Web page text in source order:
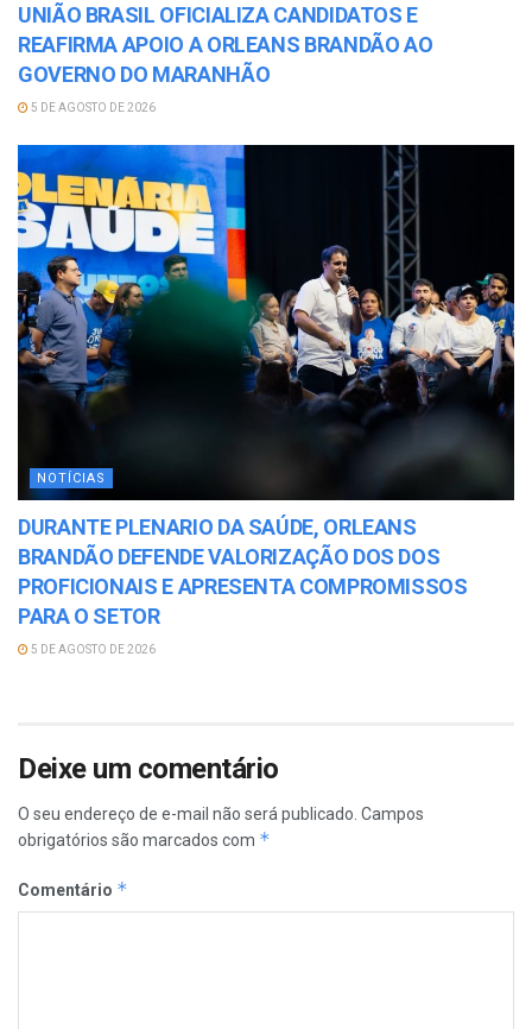
UNIÃO BRASIL OFICIALIZA CANDIDATOS E
REAFIRMA APOIO A ORLEANS BRANDÃO AO
GOVERNO DO MARANHÃO
5 DE AGOSTO DE 2026
NOTÍCIAS
DURANTE PLENARIO DA SAÚDE, ORLEANS
BRANDÃO DEFENDE VALORIZAÇÃO DOS DOS
PROFICIONAIS E APRESENTA COMPROMISSOS
PARA O SETOR
5 DE AGOSTO DE 2026
Deixe um comentário
O seu endereço de e-mail não será publicado. Campos
obrigatórios são marcados com *
Comentário *